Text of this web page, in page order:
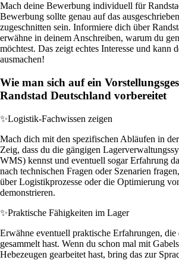
Mach deine Bewerbung individuell für
Bewerbung sollte genau auf das
zugeschnitten sein. Informiere dich über
erwähne in deinem Anschreiben, warum du
möchtest. Das zeigt echtes Interesse und kann
ausmachen!
Wie man sich auf ein
Randstad Deutschland vorbereitet
✨Logistik-Fachwissen zeigen
Mach dich mit den spezifischen Abläufen in
Zeig, dass du die gängigen
WMS) kennst und eventuell sogar Erfahrung
nach technischen Fragen oder Szenarien
über Logistikprozesse oder die Optimierung
demonstrieren.
✨Praktische Fähigkeiten im Lager
Erwähne eventuell praktische Erfahrungen,
gesammelt hast. Wenn du schon mal mit
Hebezeugen gearbeitet hast, bring das zur